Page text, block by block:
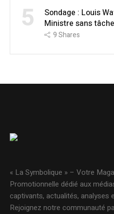
5
Sondage : Louis
Ministre sans
9Shares
« La Symbolique » – Votre
Promotionnelle dédié aux
captivants, actualités, analyses
Rejoignez notre communauté